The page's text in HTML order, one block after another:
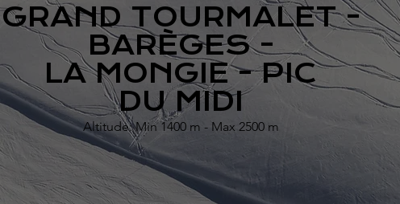
GRAND TOURMALET -
BARÈGES -
LA MONGIE - PIC
DU MIDI
Altitude: Min 1400 m - Max 2500 m